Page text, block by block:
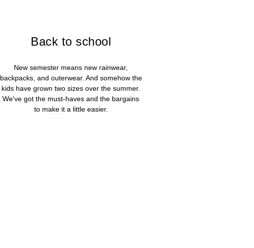
Back to school
New semester means new rainwear,
backpacks, and outerwear. And somehow the
kids have grown two sizes over the summer.
We've got the must-haves and the bargains
to make it a little easier.